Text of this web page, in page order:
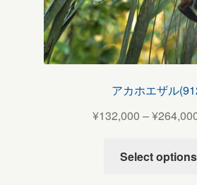
アカホエザル
¥132,000 –¥
Select options